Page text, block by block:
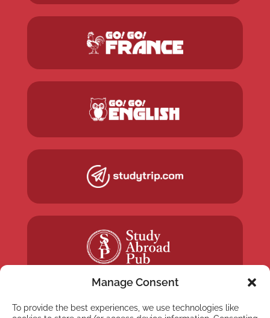
Manage Consent
To provide the best experiences, we use technologies like